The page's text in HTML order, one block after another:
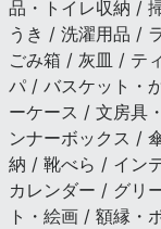
品・トイレ収納 /
うき / 洗濯用品 /
ごみ箱 / 灰皿 / テ
パ / バスケット・
ーケース / 文房具
ンナーボックス /
納 / 靴べら / イン
カレンダー / グリ
ト・絵画 / 額縁・